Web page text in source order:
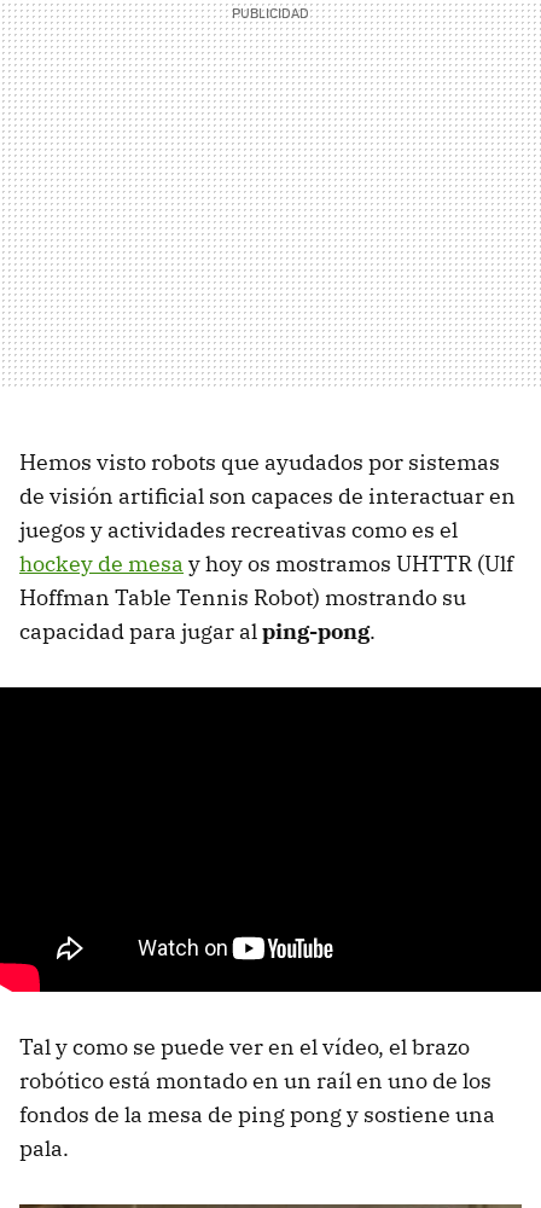
Hemos visto robots que ayudados por sistemas
de visión artificial son capaces de interactuar en
juegos y actividades recreativas como es el
hockey de mesa y hoy os mostramos UHTTR (Ulf
Hoffman Table Tennis Robot) mostrando su
capacidad para jugar alping-pong.
Tal y como se puede ver en el vídeo, el brazo
robótico está montado en un raíl en uno de los
fondos de la mesa de ping pong y sostiene una
pala.